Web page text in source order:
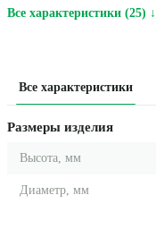
Все характеристики (25) ↓
Все характеристики
Размеры изделия
Высота, мм
Диаметр, мм